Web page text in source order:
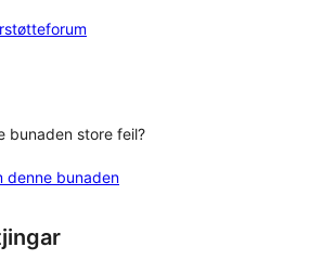
bunaden store feil?
denne bunaden